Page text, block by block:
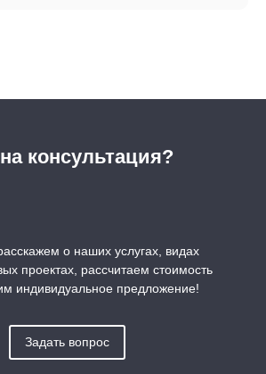
консультация?
о наших услугах, видах
проектах, рассчитаем стоимость
индивидуальное предложение!
Задать вопрос